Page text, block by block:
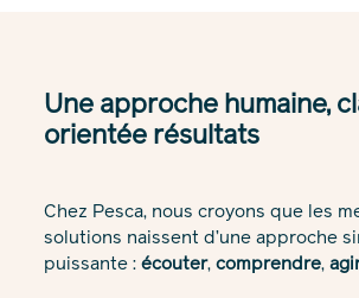
Une approche humaine,
orientée résultats
Chez Pesca, nous croyons que les
solutions naissent d’une approche
puissante :écouter,comprendre,